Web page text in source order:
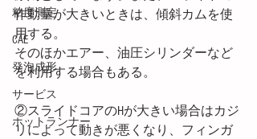
粘度測定
CAE
発泡成形
サービス
ホットランナー
作動量が大きいときは、傾斜カムを使
用する。
そのほかエアー、油圧シリンダーなど
を利用する場合もある。
②スライドコアのHが大きい場合はカジ
リによって動きが悪くなり、フィンガ